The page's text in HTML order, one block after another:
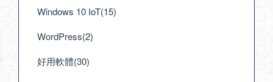
Windows 10 IoT(15)
WordPress(2)
好用軟體(30)